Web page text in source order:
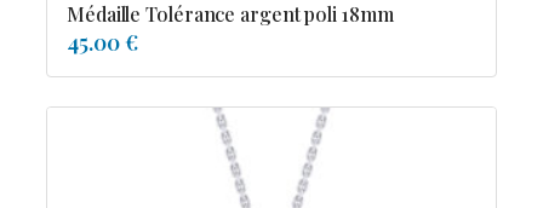
Médaille Tolérance argent poli 18mm
45.00 €